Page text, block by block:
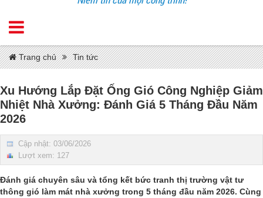
Trang chủ Tin tức
Xu Hướng Lắp Đặt Ống Gió Công Nghiệp Giảm
Nhiệt Nhà Xưởng: Đánh Giá 5 Tháng Đầu Năm
2026
Cập nhật: 03/06/2026
Lượt xem: 127
Đánh giá chuyên sâu và tổng kết bức tranh thị trường vật tư
thông gió làm mát nhà xưởng trong 5 tháng đầu năm 2026. Cùng